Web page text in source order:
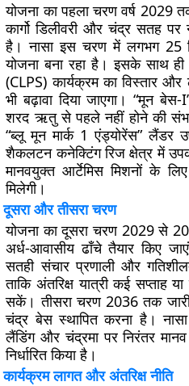
योजना का पहला चरण वर्ष 2029
कार्गो डिलीवरी और चंद्र सतह पर
है। नासा इस चरण में लगभग 25
योजना बना रहा है। इसके साथ
(CLPS) कार्यक्रम का विस्तार
भी बढ़ावा दिया जाएगा। “मून
शरद ऋतु से पहले नहीं होने की
“ब्लू मून मार्क 1 एंड्योरेंस” लैंडर
शैकलटन कनेक्टिंग रिज क्षेत्र में
मानवयुक्त आर्टेमिस मिशनों के
मिलेगी।
दूसरा और तीसरा चरण
योजना का दूसरा चरण 2029 से
अर्ध-आवासीय ढाँचे तैयार किए
सतही संचार प्रणाली और
ताकि अंतरिक्ष यात्री कई सप्ताह
सकें। तीसरा चरण 2036 तक जारी
चंद्र बेस स्थापित करना है।
लैंडिंग और चंद्रमा पर निरंतर
निर्धारित किया है।
कार्यक्रम लागत और अंतरिक्ष नीति